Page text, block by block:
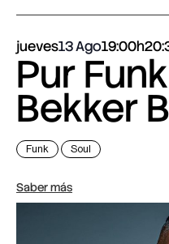
jueves13 Ago19:00h
Pur
Bekker
Funk Soul
Saber más